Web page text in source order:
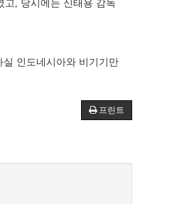
고, 당시에는 신태용 감독
인도네시아와 비기기만
프린트